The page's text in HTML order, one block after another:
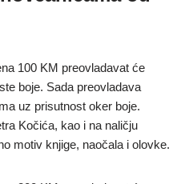
100 KM preovladavat će
boje. Sada preovladava
uz prisutnost oker boje.
Kočića, kao i na naličju
motiv knjige, naočala i olovke.